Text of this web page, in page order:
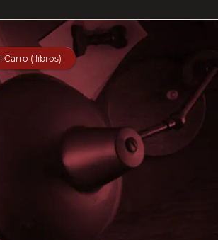
Carro ( libros)